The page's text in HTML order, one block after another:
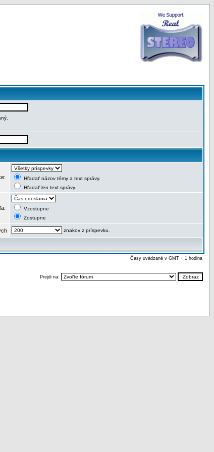
Hľadať názov témy a text správy.
Hľadať len text správy.
Vzostupne
Zostupne
znakov z príspevku.
Časy uvádzané v GMT + 1 hodina
Prejdi na: